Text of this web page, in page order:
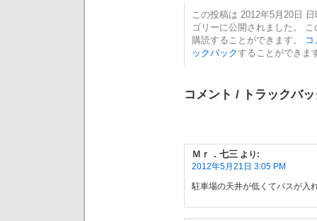
この投稿は 2012年5月20日
ゴリーに公開されました。
購読することができます。
ックバックすることができま
コメント / トラックバ
Ｍｒ．七三 より:
2012年5月21日 3:05 PM
駐車場の天井が低くてバスが入